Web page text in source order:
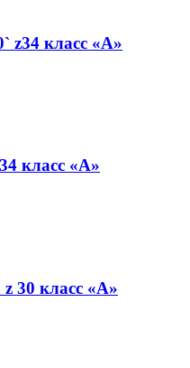
z34 класс «A»
класс «А»
30 класс «А»